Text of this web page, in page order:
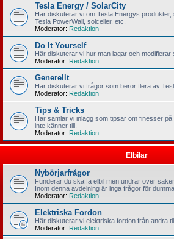
Tesla Energy / SolarCity
Här diskuterar vi om Tesla Energys
Tesla PowerWall, solceller, etc.
Moderator: Redaktion
Do It Yourself
Här diskuterar vi hur man lagar och modifierar
Moderator: Redaktion
Generellt
Här diskuterar vi frågor som berör flera av
Moderator: Redaktion
Tips & Tricks
Här samlar vi inlägg som tipsar om finesser
inte känner till.
Moderator: Redaktion
Elbilar
Nybörjarfrågor
Funderar du skaffa elbil men undrar över
Inom denna avdelning är inga frågor för dumma.
Moderator: Redaktion
Elektriska Fordon
Här diskuterar vi elektriska fordon från andra
Moderator: Redaktion